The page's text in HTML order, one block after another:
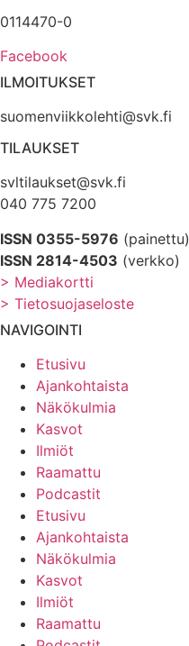
0114470-0
Facebook
ILMOITUKSET
suomenviikkolehti@svk.fi
TILAUKSET
svltilaukset@svk.fi
040 775 7200
ISSN 0355-5976 (painettu)
ISSN 2814-4503 (verkko)
> Mediakortti
> Tietosuojaseloste
NAVIGOINTI
Etusivu
Ajankohtaista
Näkökulmia
Kasvot
Ilmiöt
Raamattu
Podcastit
Etusivu
Ajankohtaista
Näkökulmia
Kasvot
Ilmiöt
Raamattu